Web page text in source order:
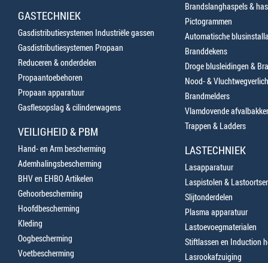
GASTECHNIEK
Gasdistributiesystemen Industriële gassen
Gasdistributiesystemen Propaan
Reduceren & onderdelen
Propaantoebehoren
Propaan apparatuur
Gasflesopslag & cilinderwagens
VEILIGHEID & PBM
Hand- en Arm bescherming
Ademhalingsbescherming
BHV en EHBO Artikelen
Gehoorbescherming
Hoofdbescherming
Kleding
Oogbescherming
Voetbescherming
Brandslanghaspels &
Pictogrammen
Automatische
Branddekens
Droge blusleidingen &
Nood- &
Brandmelders
Vlamdovende
Trappen & Ladders
LASTECHNIEK
Lasapparatuur
Laspistolen &
Slijtonderdelen
Plasma apparatuur
Lastoevoegmaterialen
Stiftlassen en Induction
Lasrookafzuiging